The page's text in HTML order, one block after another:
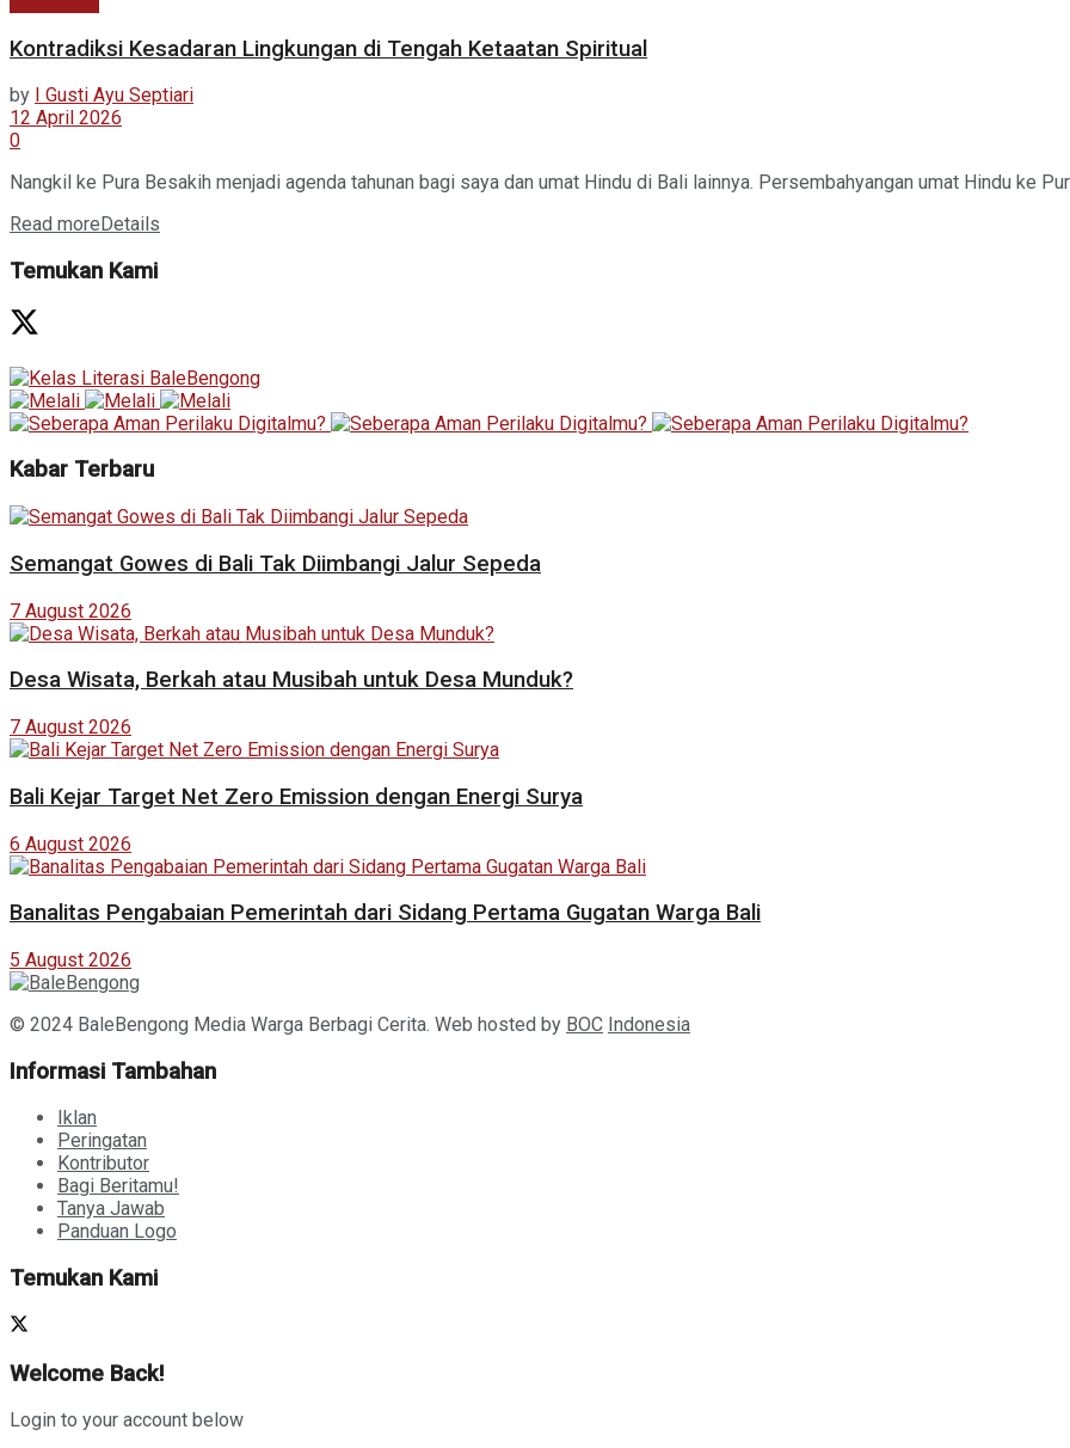
Kontradiksi Kesadaran Lingkungan di Tengah Ketaatan Spiritual
by
I Gusti Ayu Septiari
12 April 2026
0
Nangkil ke Pura Besakih menjadi agenda tahunan bagi saya dan umat Hindu di Bali lainnya. Persembahyangan umat Hindu ke
Read more Details
Temukan Kami
Kabar Terbaru
Semangat Gowes di Bali Tak Diimbangi Jalur Sepeda
7 August 2026
Desa Wisata, Berkah atau Musibah untuk Desa Munduk?
7 August 2026
Bali Kejar Target Net Zero Emission dengan Energi Surya
6 August 2026
Banalitas Pengabaian Pemerintah dari Sidang Pertama Gugatan Warga Bali
5 August 2026
© 2024 BaleBengong Media Warga Berbagi Cerita. Web hosted by BOC Indonesia
Informasi Tambahan
Iklan
Peringatan
Kontributor
Bagi Beritamu!
Tanya Jawab
Panduan Logo
Temukan Kami
Welcome Back!
Login to your account below